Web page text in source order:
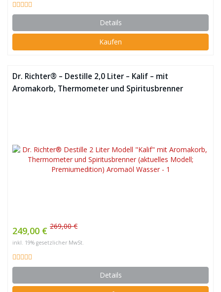
Details
Kaufen
Dr. Richter® – Destille 2,0 Liter – Kalif – mit
Aromakorb, Thermometer und Spiritusbrenner
249,00 € 269,00 €
inkl. 19% gesetzlicher MwSt.
Details